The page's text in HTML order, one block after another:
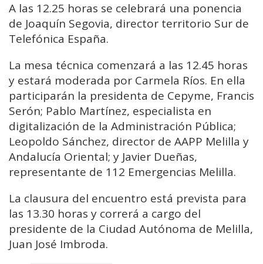
A las 12.25 horas se celebrará una ponencia
de Joaquín Segovia, director territorio Sur de
Telefónica España.
La mesa técnica comenzará a las 12.45 horas
y estará moderada por Carmela Ríos. En ella
participarán la presidenta de Cepyme, Francis
Serón; Pablo Martínez, especialista en
digitalización de la Administración Pública;
Leopoldo Sánchez, director de AAPP Melilla y
Andalucía Oriental; y Javier Dueñas,
representante de 112 Emergencias Melilla.
La clausura del encuentro está prevista para
las 13.30 horas y correrá a cargo del
presidente de la Ciudad Autónoma de Melilla,
Juan José Imbroda.